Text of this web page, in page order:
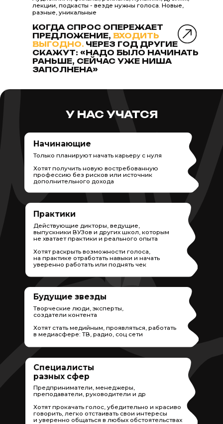
Предприниматели, менеджеры,
преподаватели, руководители и др
Хотят прокачать голос, убедительно и красиво
говорить, легко отстаивать свои интересы
и уверенно общаться в любых обстоятельствах
Специалисты
разных сфер
Творческие люди, эксперты,
создатели контента
Хотят стать медийным, проявляться, работать
в медиасфере: ТВ, радио, соц сети
Будущие звезды
Действующие дикторы, ведущие,
выпускники ВУЗов и других школ, которым
Хотят раскрыть возможности голоса,
на практике отработать навыки и начать
уверенно работать или поднять чек
Только планируют начать карьеру с нуля
Хотят получить новую востребованную
профессию без рисков или источник
Начинающие
У НАС УЧАТСЯ
проект,подкаст и работать когда хотите,
где хотите и сколько хотите вы
Освоите профессию диктора с нуля,
книги, фильмы, рекламу, мультфильмы и т.д
профессионально озвучивать
фильмы, рекламу,
и т.д
ЧТОБЫ НАЧАТЬ - ВАМ
ДОСТАТОЧНО
МОБИЛЬНОГО ТЕЛЕФОНА